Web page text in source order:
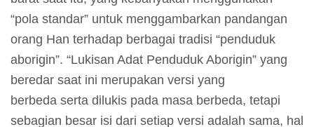
d
i
a
P
e
m
“pola standar” untuk menggambarkan pandangan
orang Han terhadap berbagai tradisi “penduduk
aborigin”. “Lukisan Adat Penduduk Aborigin” yang
beredar saat ini merupakan versi yang
berbeda serta dilukis pada masa berbeda, tetapi
sebagian besar isi dari setiap versi adalah sama, hal